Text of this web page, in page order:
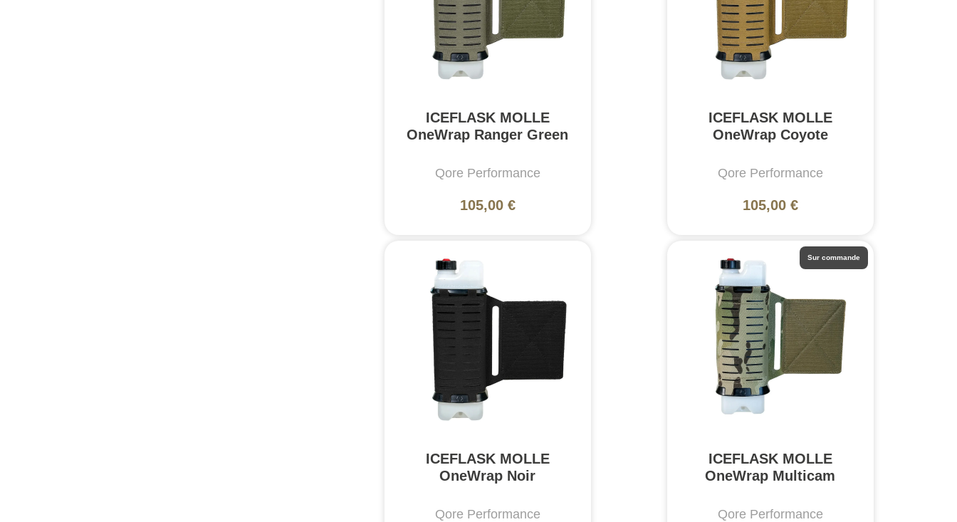
ICEFLASK MOLLE
OneWrap Ranger Green
Qore Performance
105,00 €
ICEFLASK MOLLE
OneWrap Coyote
Qore Performance
105,00 €
ICEFLASK MOLLE
OneWrap Noir
Qore Performance
ICEFLASK MOLLE
OneWrap Multicam
Qore Performance
Sur commande